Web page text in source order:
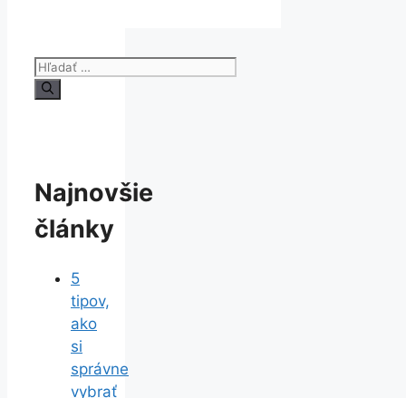
Hľadať:
Najnovšie
články
5
tipov,
ako
si
správne
vybrať